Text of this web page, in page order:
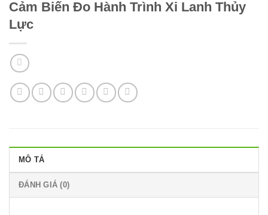
Cảm Biến Đo Hành Trình Xi Lanh Thủy
Lực
MÔ TẢ
ĐÁNH GIÁ (0)